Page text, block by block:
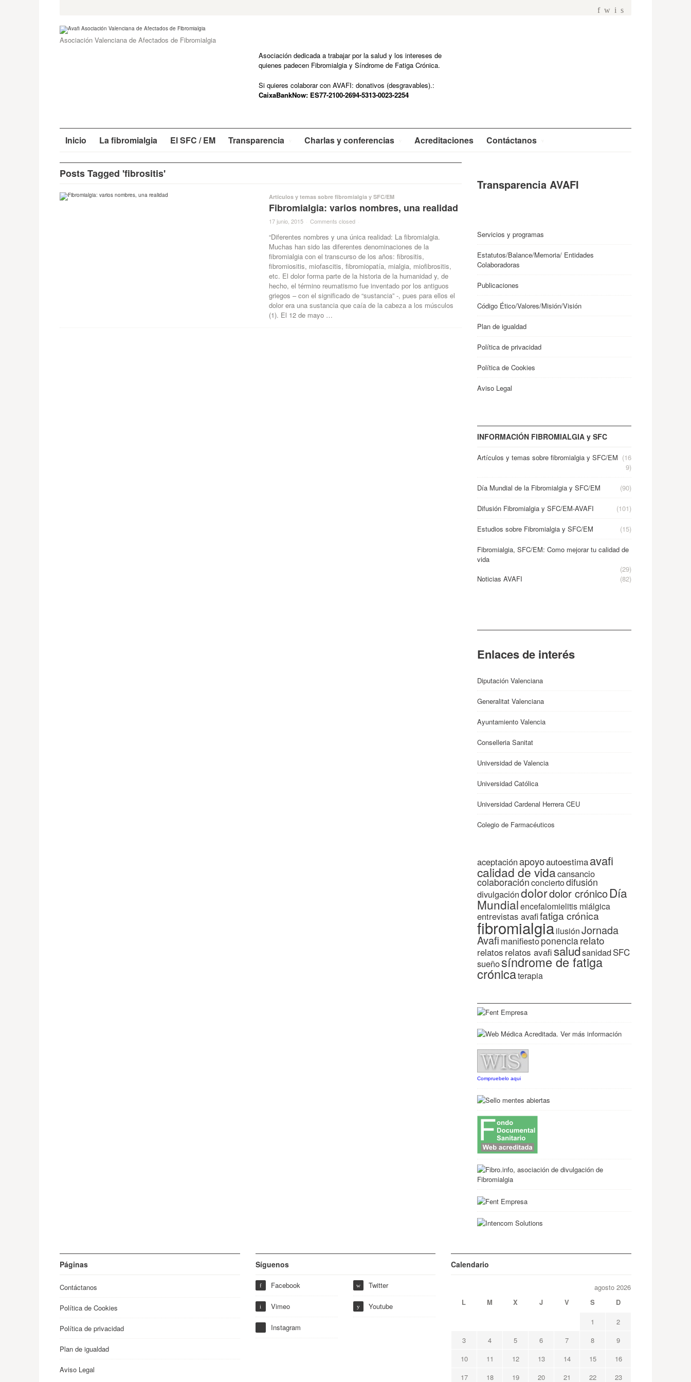
f w i s
Asociación Valenciana de Afectados de Fibromialgia
Asociación dedicada a trabajar por la salud y los intereses de
quienes padecen Fibromialgia y Síndrome de Fatiga Crónica.
Si quieres colaborar con AVAFI: donativos (desgravables).:
CaixaBankNow: ES77-2100-2694-5313-0023-2254
Inicio La fibromialgia El SFC / EM Transparencia Charlas y conferencias Acreditaciones Contáctanos
Posts Tagged 'fibrositis'
Artículos y temas sobre fibromialgia y SFC/EM
Fibromialgia: varios nombres, una realidad
17 junio, 2015 · Comments closed ·
“Diferentes nombres y una única realidad: La fibromialgia.
Muchas han sido las diferentes denominaciones de la
fibromialgia con el transcurso de los años: fibrositis,
fibromiositis, miofascitis, fibromiopatía, mialgia, miofibrositis,
etc. El dolor forma parte de la historia de la humanidad y, de
hecho, el término reumatismo fue inventado por los antiguos
griegos – con el significado de “sustancia” -, pues para ellos el
dolor era una sustancia que caía de la cabeza a los músculos
(1). El 12 de mayo …
Transparencia AVAFI
Servicios y programas
Estatutos/Balance/Memoria/ Entidades
Colaboradoras
Publicaciones
Código Ético/Valores/Misión/Visión
Plan de igualdad
Política de privacidad
Política de Cookies
Aviso Legal
INFORMACIÓN FIBROMIALGIA y SFC
Artículos y temas sobre fibromialgia y SFC/EM (16
9)
Día Mundial de la Fibromialgia y SFC/EM (90)
Difusión Fibromialgia y SFC/EM-AVAFI (101)
Estudios sobre Fibromialgia y SFC/EM (15)
Fibromialgia, SFC/EM: Como mejorar tu calidad de
vida
(29)
Noticias AVAFI
(82)
Enlaces de interés
Diputación Valenciana
Generalitat Valenciana
Ayuntamiento Valencia
Conselleria Sanitat
Universidad de Valencia
Universidad Católica
Universidad Cardenal Herrera CEU
Colegio de Farmacéuticos
aceptaciónapoyoautoestimaavafi
calidad de vidacansancio
colaboraciónconciertodifusión
divulgacióndolordolor crónicoDía
Mundialencefalomielitis miálgica
entrevistas avafifatiga crónica
fibromialgiailusiónJornada
Avafi manifiestoponenciarelato
relatos relatos avafisaludsanidadSFC
sueñosíndrome de fatiga
crónicaterapia
Compruebelo aqui
Páginas
Contáctanos
Política de Cookies
Política de privacidad
Plan de igualdad
Aviso Legal
Síguenos
f Facebook w Twitter
i Vimeo y Youtube
Instagram
Calendario
agosto 2026
L
M X J V S
D
1
2
3
4 5 6 7 8
9
10
11 12 13 14 15
16
17
18 19 20 21 22 23